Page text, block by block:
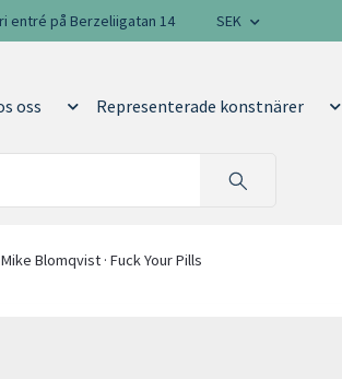
entré på Berzeliigatan 14 SEK
oss Representerade konstnärer
Mike Blomqvist · Fuck Your Pills